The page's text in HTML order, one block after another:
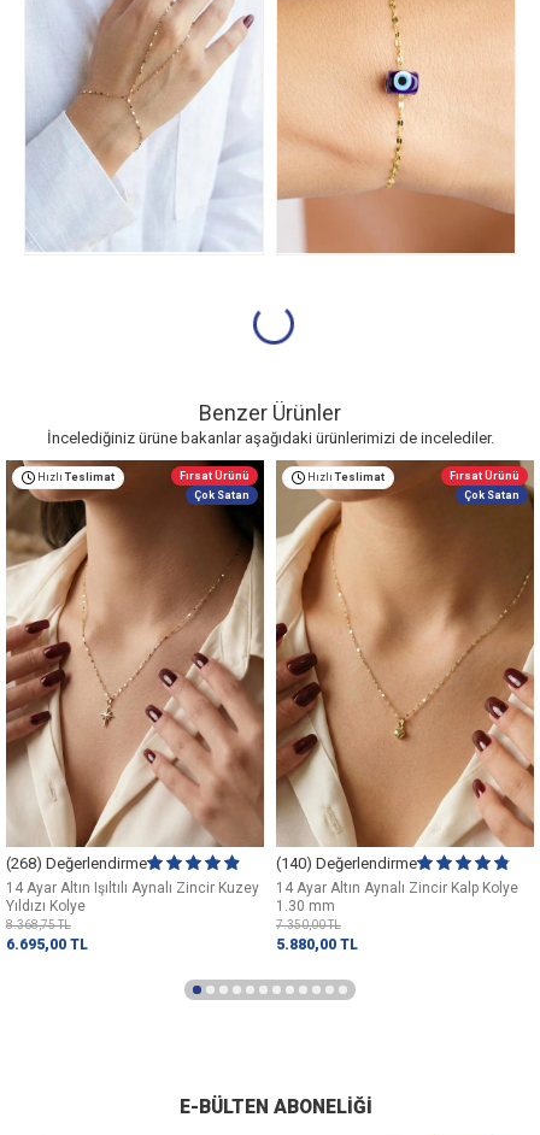
Benzer Ürünler
İncelediğiniz ürüne bakanlar aşağıdaki ürünlerimizi de incelediler.
Hızlı Teslimat
Fırsat Ürünü
Çok Satan
(268) Değerlendirme
14 Ayar Altın Işıltılı Aynalı Zincir Kuzey
Yıldızı Kolye
8.368,75TL
6.695,00 TL
Hızlı Teslimat
Fırsat Ürünü
Çok Satan
(140) Değerlendirme
14 Ayar Altın Aynalı Zincir Kalp Kolye
1.30 mm
7.350,00TL
5.880,00 TL
E-BÜLTEN ABONELIĞI